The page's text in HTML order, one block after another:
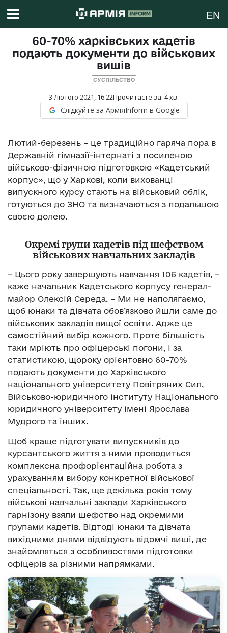
EN
60-70% харківських кадетів
подають документи до військових
вишів
СУСПІЛЬСТВО
3 Лютого 2021, 16:22Прочитаєте за: 4хв.
Слідкуйте за АрміяInform в Google
Лютий-березень – це традиційно гаряча пора в
Державній гімназії-інтернаті з посиленою
військово-фізичною підготовкою «Кадетський
корпус», що у Харкові, коли вихованці
випускного курсу стають на військовий облік,
готуються до ЗНО та визначаються з подальшою
своєю долею.
Окремі групи кадетів під шефством
військових навчальних закладів
– Цього року завершують навчання 106 кадетів, –
каже начальник Кадетського корпусу генерал-
майор Олексій Середа. – Ми не наполягаємо,
щоб юнаки та дівчата обов’язково йшли саме до
військових закладів вищої освіти. Адже це
самостійний вибір кожного. Проте більшість
таки мріють про офіцерські погони, і за
статистикою, щороку орієнтовно 60-70%
подають документи до Харківського
національного університету Повітряних Сил,
Військово-юридичного інституту Національного
юридичного університету імені Ярослава
Мудрого та інших.
Щоб краще підготувати випускників до
курсантського життя з ними проводиться
комплексна профорієнтаційна робота з
урахуванням вибору конкретної військової
спеціальності. Так, ще декілька років тому
військові навчальні заклади Харківського
гарнізону взяли шефство над окремими
групами кадетів. Відтоді юнаки та дівчата
вихідними днями відвідують відомчі виші, де
знайомляться з особливостями підготовки
офіцерів за різними напрямками.